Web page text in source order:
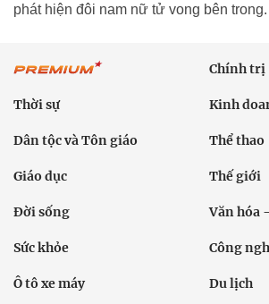
phát hiện đôi nam nữ tử vong bên trong.
Chính trị
Thời sự Kinh
Dân tộc và Tôn giáo Thể thao
Giáo dục Thế giới
Đời sống Văn hóa
Sức khỏe Công
Ô tô xe máy Du lịch